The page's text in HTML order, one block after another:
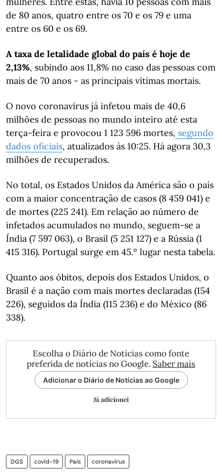
de 80 anos, quatro entre os 70 e os 79 e uma
entre os 60 e os 69.
A taxa de letalidade global do país é hoje de
2,13%, subindo aos 11,8% no caso das pessoas com
mais de 70 anos - as principais vítimas mortais.
O novo coronavírus já infetou mais de 40,6
milhões de pessoas no mundo inteiro até esta
terça-feira e provocou 1 123 596 mortes, segundo
dados oficiais, atualizados às 10:25. Há agora 30,3
milhões de recuperados.
No total, os Estados Unidos da América são o país
com a maior concentração de casos (8 459 041) e
de mortes (225 241). Em relação ao número de
infetados acumulados no mundo, seguem-se a
Índia (7 597 063), o Brasil (5 251 127) e a Rússia (1
415 316). Portugal surge em 45.º lugar nesta tabela.
Quanto aos óbitos, depois dos Estados Unidos, o
Brasil é a nação com mais mortes declaradas (154
226), seguidos da Índia (115 236) e do México (86
338).
Escolha o Diário de Notícias como fonte
preferida de notícias no Google. Saber mais
Adicionar o Diário de Notícias ao Google
Já adicionei
DGS covid-19 País coronavírus